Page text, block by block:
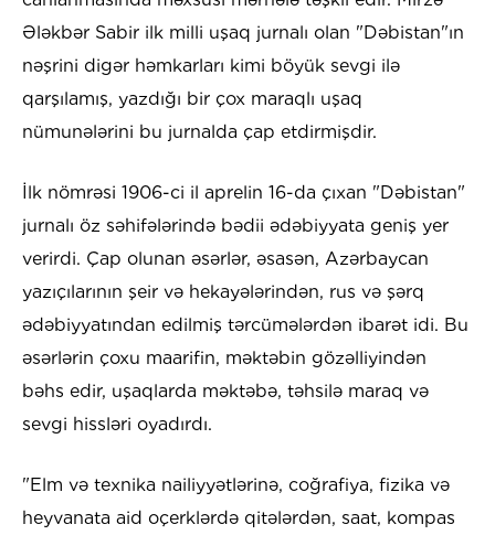
Ələkbər Sabir ilk milli uşaq jurnalı olan "Dəbistan"ın
nəşrini digər həmkarları kimi böyük sevgi ilə
qarşılamış, yazdığı bir çox maraqlı uşaq
nümunələrini bu jurnalda çap etdirmişdir.
İlk nömrəsi 1906-ci il aprelin 16-da çıxan "Dəbistan"
jurnalı öz səhifələrində bədii ədəbiyyata geniş yer
verirdi. Çap olunan əsərlər, əsasən, Azərbaycan
yazıçılarının şeir və hekayələrindən, rus və şərq
ədəbiyyatından edilmiş tərcümələrdən ibarət idi. Bu
əsərlərin çoxu maarifin, məktəbin gözəlliyindən
bəhs edir, uşaqlarda məktəbə, təhsilə maraq və
sevgi hissləri oyadırdı.
"Elm və texnika nailiyyətlərinə, coğrafiya, fizika və
heyvanata aid oçerklərdə qitələrdən, saat, kompas